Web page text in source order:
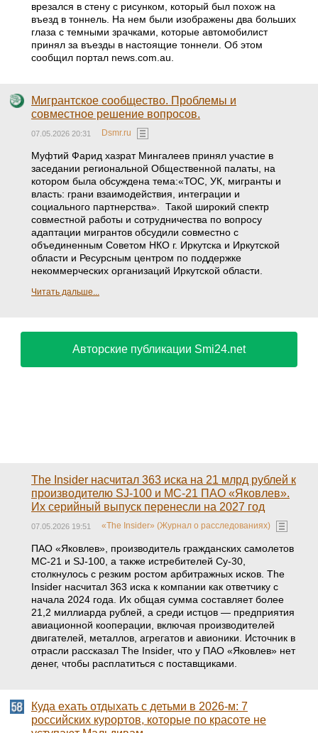
врезался в стену с рисунком, который был похож на
въезд в тоннель. На нем были изображены два больших
глаза с темными зрачками, которые автомобилист
принял за въезды в настоящие тоннели. Об этом
сообщил портал news.com.au.
Мигрантское сообщество. Проблемы и
совместное решение вопросов.
07.05.2026 20:31 Dsmr.ru
Муфтий Фарид хазрат Мингалеев принял участие в
заседании региональной Общественной палаты, на
котором была обсуждена тема:«ТОС, УК, мигранты и
власть: грани взаимодействия, интеграции и
социального партнерства». Такой широкий спектр
совместной работы и сотрудничества по вопросу
адаптации мигрантов обсудили совместно с
объединенным Советом НКО г. Иркутска и Иркутской
области и Ресурсным центром по поддержке
некоммерческих организаций Иркутской области.
Читать дальше...
Авторские публикации Smi24.net
The Insider насчитал 363 иска на 21 млрд рублей к
производителю SJ-100 и МС-21 ПАО «Яковлев».
Их серийный выпуск перенесли на 2027 год
07.05.2026 19:51 «The Insider» (Журнал о расследованиях)
ПАО «Яковлев», производитель гражданских самолетов
МС-21 и SJ-100, а также истребителей Су-30,
столкнулось с резким ростом арбитражных исков. The
Insider насчитал 363 иска к компании как ответчику с
начала 2024 года. Их общая сумма составляет более
21,2 миллиарда рублей, а среди истцов — предприятия
авиационной кооперации, включая производителей
двигателей, металлов, агрегатов и авионики. Источник в
отрасли рассказал The Insider, что у ПАО «Яковлев» нет
денег, чтобы расплатиться с поставщиками.
Куда ехать отдыхать с детьми в 2026‑м: 7
российских курортов, которые по красоте не